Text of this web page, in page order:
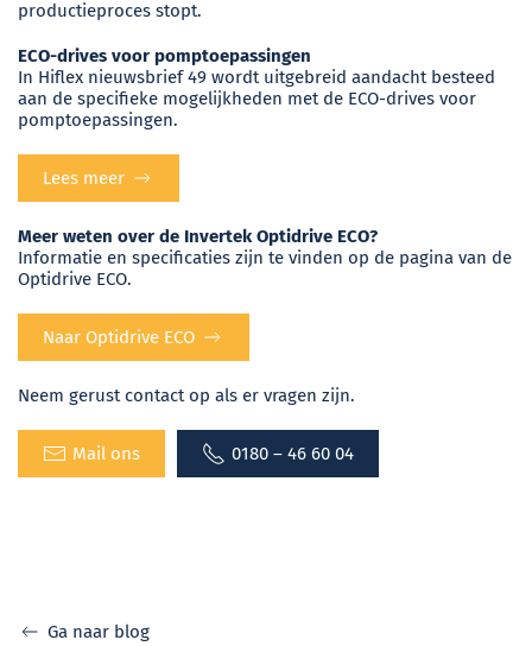
productieproces stopt.
ECO-drives voor pomptoepassingen
In Hiflex nieuwsbrief 49 wordt uitgebreid aandacht besteed
aan de specifieke mogelijkheden met de ECO-drives voor
pomptoepassingen.
Lees meer
Meer weten over de Invertek Optidrive ECO?
Informatie en specificaties zijn te vinden op de pagina van de
Optidrive ECO.
Naar Optidrive ECO
Neem gerust contact op als er vragen zijn.
Mail ons 0180 – 46 60 04
Ga naar blog